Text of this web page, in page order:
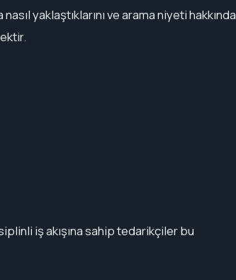
yaklaştıklarını ve arama niyeti hakkında
iş akışına sahip tedarikçiler bu